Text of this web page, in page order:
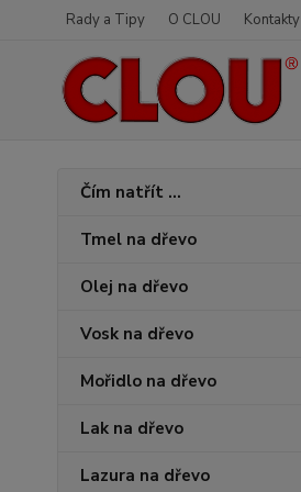
Rady a Tipy O CLOU Kontakty
Čím natřít ...
Tmel na dřevo
Olej na dřevo
Vosk na dřevo
Mořidlo na dřevo
Lak na dřevo
Lazura na dřevo